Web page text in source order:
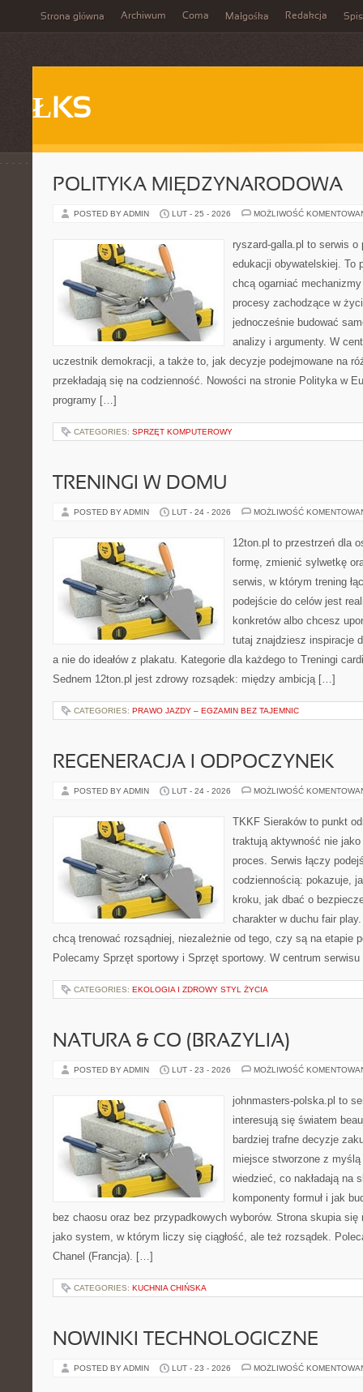
Strona główna Archiwum Coma Małgośka Redakcja
ŁKS
POLITYKA MIĘDZYNARODOWA
POSTED BY ADMIN LUT - 25 - 2026 MOŻLIWOŚĆ
ryszard-galla.pl to serwis
edukacji obywatelskiej. To
chcą ogarniać
procesy zachodzące w
jednocześnie budować
analizy i argumenty. W
uczestnik demokracji, a także to, jak decyzje podejmowane na
przekładają się na codzienność. Nowości na stronie Polityka w
programy […]
CATEGORIES: SPRZĘT KOMPUTEROWY
TRENINGI W DOMU
POSTED BY ADMIN LUT - 24 - 2026 MOŻLIWOŚĆ
12ton.pl to przestrzeń dla
formę, zmienić sylwetkę
serwis, w którym trening
podejście do celów jest
konkretów albo chcesz
tutaj znajdziesz inspiracje
a nie do ideałów z plakatu. Kategorie dla każdego to Treningi
Sednem 12ton.pl jest zdrowy rozsądek: między ambicją […]
CATEGORIES: PRAWO JAZDY – EGZAMIN BEZ TAJEMNIC
REGENERACJA I ODPOCZYNEK
POSTED BY ADMIN LUT - 24 - 2026 MOŻLIWOŚĆ
TKKF Sieraków to punkt
traktują aktywność nie
proces. Serwis łączy
codziennością: pokazuje,
kroku, jak dbać o
charakter w duchu fair
chcą trenować rozsądniej, niezależnie od tego, czy są na etapie
Polecamy Sprzęt sportowy i Sprzęt sportowy. W centrum
CATEGORIES: EKOLOGIA I ZDROWY STYL ŻYCIA
NATURA & CO (BRAZYLIA)
POSTED BY ADMIN LUT - 23 - 2026 MOŻLIWOŚĆ
johnmasters-polska.pl to
interesują się światem
bardziej trafne decyzje
miejsce stworzone z
wiedzieć, co nakładają na
komponenty formuł i jak
bez chaosu oraz bez przypadkowych wyborów. Strona skupia się
jako system, w którym liczy się ciągłość, ale też rozsądek.
Chanel (Francja). […]
CATEGORIES: KUCHNIA CHIŃSKA
NOWINKI TECHNOLOGICZNE
POSTED BY ADMIN LUT - 23 - 2026 MOŻLIWOŚĆ